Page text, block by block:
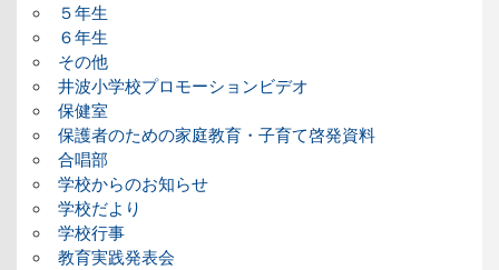
５年生
６年生
その他
井波小学校プロモーションビデオ
保健室
保護者のための家庭教育・子育て啓発資料
合唱部
学校からのお知らせ
学校だより
学校行事
教育実践発表会